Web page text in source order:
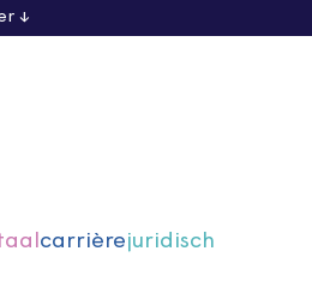
carrièrejuridisch